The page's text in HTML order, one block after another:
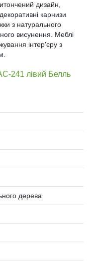
дизайн,
карнизи
з натурального
висунення. Меблі
інтер'єру з
241 лівий Белль
дерева